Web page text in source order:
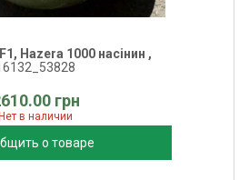
Hazera 1000 насінин ,
грн
Нет в наличии
о товаре